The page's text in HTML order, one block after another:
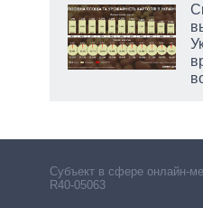
Субъект в сфере онлайн-
R40-05063